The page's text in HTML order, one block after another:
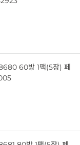
60방 1팩(5장) 페